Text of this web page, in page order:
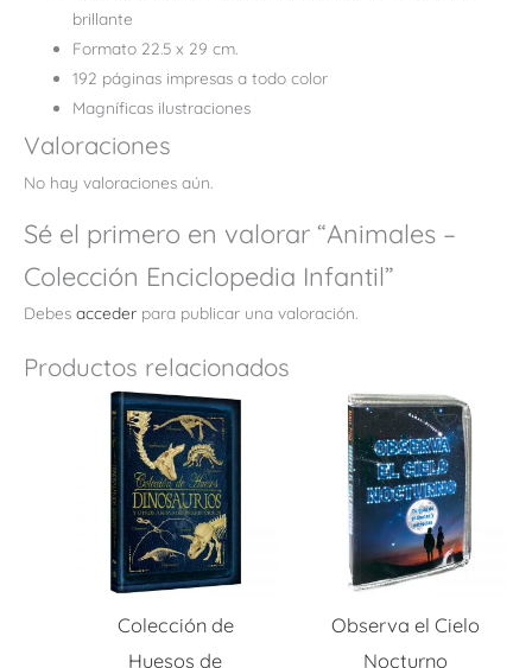
brillante
Formato 22.5 x 29 cm.
192 páginas impresas a todo color
Magníficas ilustraciones
Valoraciones
No hay valoraciones aún.
Sé el primero en valorar “Animales –
Colección Enciclopedia Infantil”
Debes acceder para publicar una valoración.
Productos relacionados
Colección de
Huesos de
Observa el Cielo
Nocturno